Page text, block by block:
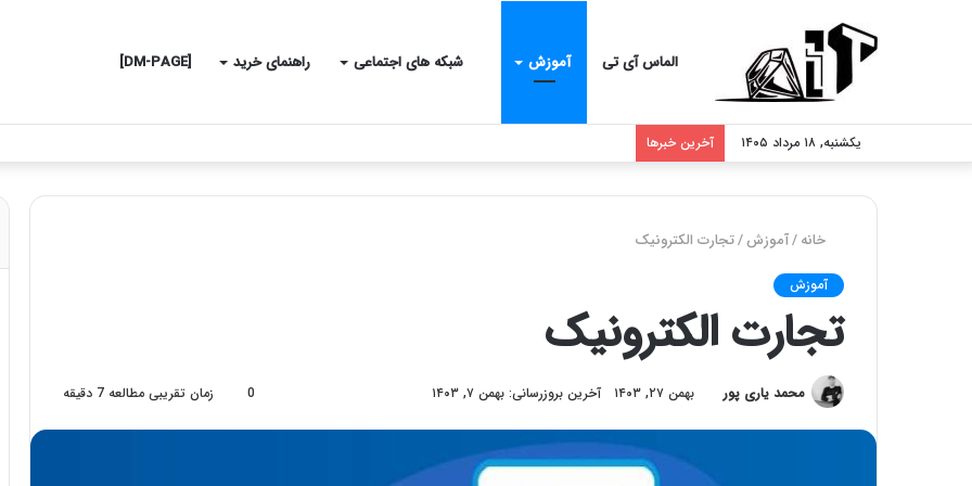
الماس آی تی آموزش شبکه های اجتماعی راهنمای خرید [DM-PAGE]
یکشنبه, ۱۸ مرداد ۱۴۰۵ آخرین خبرها
خانه/آموزش/تجارت الکترونیک
آموزش
تجارت الکترونیک
محمد یاری پور بهمن ۲۷, ۱۴۰۳ آخرین بروزرسانی: بهمن ۷, ۱۴۰۳ 0 زمان تقریبی مطالعه 7 دقیقه